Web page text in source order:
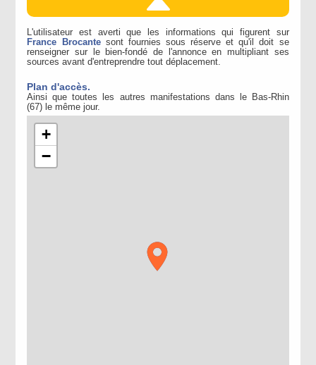
L'utilisateur est averti que les informations qui figurent sur
France Brocantesont fournies sous réserve et qu'il doit se
renseigner sur le bien-fondé de l'annonce en multipliant ses
sources avant d'entreprendre tout déplacement.
Plan d'accès.
Ainsi que toutes les autres manifestations dans le Bas-Rhin
(67) le même jour.
+
−